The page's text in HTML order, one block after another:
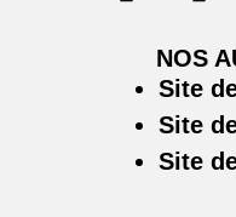
NOS
Site
Site
Site